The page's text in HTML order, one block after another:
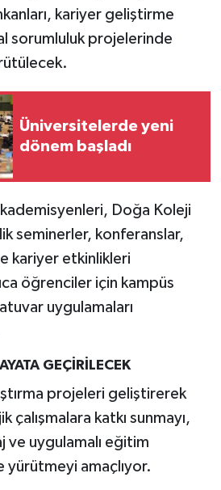
kariyer geliştirme
sorumluluk projelerinde
Üniversitelerde yeni
dönem başladı
Doğa Koleji
seminerler, konferanslar,
kariyer etkinlikleri
öğrenciler için kampüs
uygulamaları
GEÇİRİLECEK
projeleri geliştirerek
çalışmalara katkı sunmayı,
ve uygulamalı eğitim
amaçlıyor.